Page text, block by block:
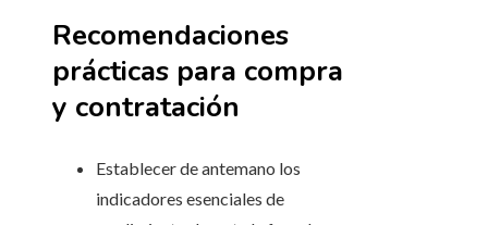
Recomendaciones
prácticas para compra
y contratación
Establecer de antemano los
indicadores esenciales de